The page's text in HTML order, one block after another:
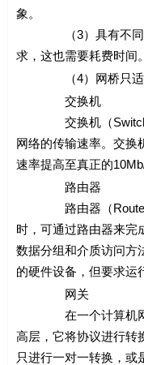
象。
（3）具有不同MAC
求，这也需要耗费时间。
（4）网桥只适合于
交换机
交换机（Switch）是
网络的传输速率。交换
速率提高至真正的
路由器
路由器（Router）用
时，可通过路由器来完
数据分组和介质访问方
的硬件设备，但要求运
网关
在一个计算机网络中
高层，它将协议进行转
只进行一对一转换，或